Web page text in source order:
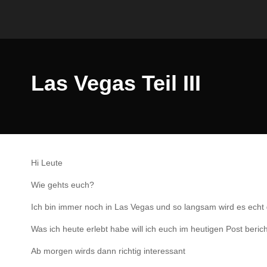
Las Vegas Teil III
Hi Leute
Wie gehts euch?
Ich bin immer noch in Las Vegas und so langsam wird es echt
Was ich heute erlebt habe will ich euch im heutigen Post
Ab morgen wirds dann richtig interessant